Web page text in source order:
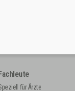
für Ärzte